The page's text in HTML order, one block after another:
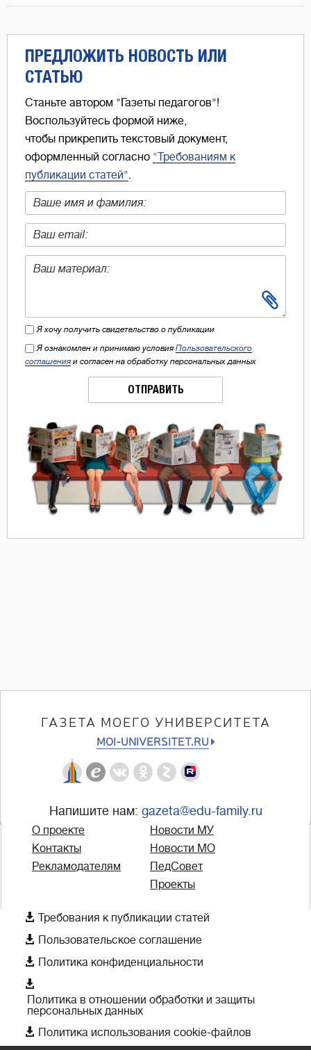
ПРЕДЛОЖИТЬ НОВОСТЬ ИЛИ
СТАТЬЮ
Станьте автором "Газеты педагогов"!
Воспользуйтесь формой ниже,
чтобы прикрепить текстовый документ,
оформленный согласно "Требованиям к
публикации статей".
Я хочу получить свидетельство о публикации
Я ознакомлен и принимаю условия Пользовательского
соглашения и согласен на обработку персональных данных
ОТПРАВИТЬ
ГАЗЕТА МОЕГО УНИВЕРСИТЕТА
MOI-UNIVERSITET.RU
Напишите нам: gazeta@edu-family.ru
О проекте
Контакты
Рекламодателям
Новости МУ
Новости МО
ПедСовет
Проекты
 Требования к публикации статей
 Пользовательское соглашение
 Политика конфиденциальности

Политика в отношении обработки и защиты
персональных данных
 Политика использования cookie-файлов